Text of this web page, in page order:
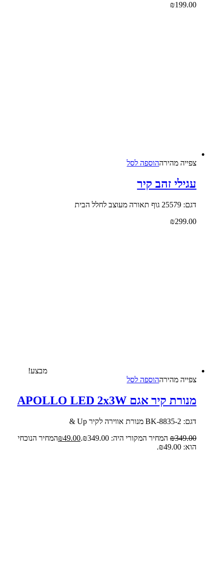
₪199.00
צפייה‬ ‫מהירה‬הוספה לסל
עגילי זהב קיר
דגם: 25579 גוף תאורה מעוצב לחלל הבית
₪299.00
מבצע!
צפייה‬ ‫מהירה‬הוספה לסל
מנורת קיר אגם APOLLO LED 2x3W
דגם: 8835-2-BK מנורת אווירה לקיר Up &
₪349.00 המחיר המקורי היה: ₪349.00. ₪49.00
המחיר הנוכחי
הוא: ₪49.00.